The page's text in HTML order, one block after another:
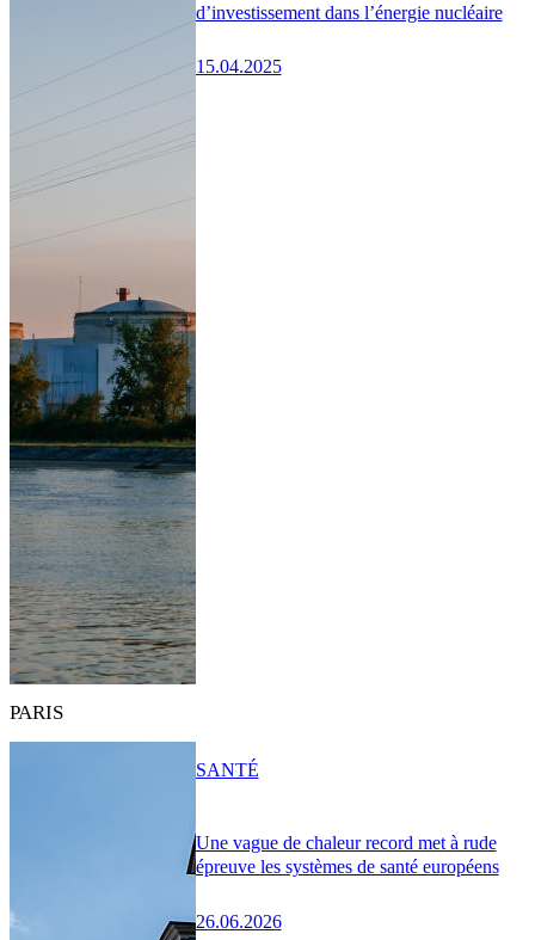
d’investissement dans l’énergie nucléaire
15.04.2025
PARIS
Une vague de chaleur record met à rude
épreuve les systèmes de santé européens
26.06.2026
SANTÉ